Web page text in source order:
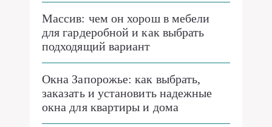
Массив: чем он хорош в мебели
для гардеробной и как выбрать
подходящий вариант
Окна Запорожье: как выбрать,
заказать и установить надежные
окна для квартиры и дома